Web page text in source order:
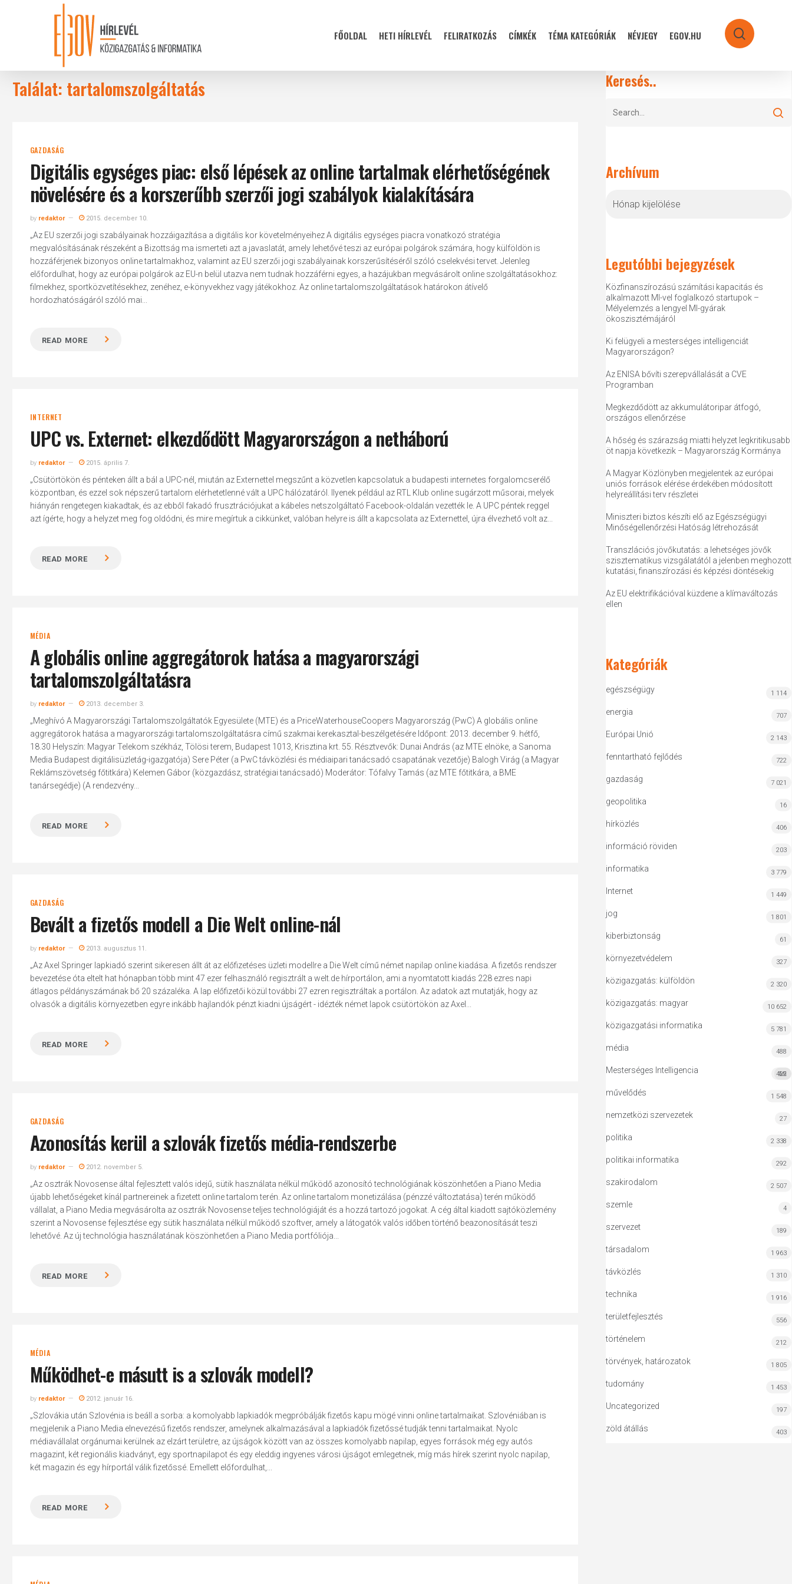
FŐOLDAL HETI HÍRLEVÉL FELIRATKOZÁS CÍMKÉK TÉMA KATEGÓRIÁK NÉVJEGY EGOV.HU search
Találat: tartalomszolgáltatás
GAZDASÁG
Digitális egységes piac: első lépések az online tartalmak elérhetőségének
növelésére és a korszerűbb szerzői jogi szabályok kialakítására
by redaktor 2015. december 10.
„Az EU szerzői jogi szabályainak hozzáigazítása a digitális kor követelményeihez A digitális egységes piacra vonatkozó stratégia
megvalósításának részeként a Bizottság ma ismerteti azt a javaslatát, amely lehetővé teszi az európai polgárok számára, hogy külföldön is
hozzáférjenek bizonyos online tartalmakhoz, valamint az EU szerzői jogi szabályainak korszerűsítéséről szóló cselekvési tervet. Jelenleg
előfordulhat, hogy az európai polgárok az EU-n belül utazva nem tudnak hozzáférni egyes, a hazájukban megvásárolt online szolgáltatásokhoz:
filmekhez, sportközvetítésekhez, zenéhez, e-könyvekhez vagy játékokhoz. Az online tartalomszolgáltatások határokon átívelő
hordozhatóságáról szóló mai...
READ MORE
INTERNET
UPC vs. Externet: elkezdődött Magyarországon a netháború
by redaktor 2015. április 7.
„Csütörtökön és pénteken állt a bál a UPC-nél, miután az Externettel megszűnt a közvetlen kapcsolatuk a budapesti internetes forgalomcserélő
központban, és ezzel sok népszerű tartalom elérhetetlenné vált a UPC hálózatáról. Ilyenek például az RTL Klub online sugárzott műsorai, melyek
hiányán rengetegen kiakadtak, és az ebből fakadó frusztrációjukat a kábeles netszolgáltató Facebook-oldalán vezették le. A UPC péntek reggel
azt ígérte, hogy a helyzet meg fog oldódni, és mire megírtuk a cikkünket, valóban helyre is állt a kapcsolata az Externettel, újra élvezhető volt az...
READ MORE
MÉDIA
A globális online aggregátorok hatása a magyarországi
tartalomszolgáltatásra
by redaktor 2013. december 3.
„Meghívó A Magyarországi Tartalomszolgáltatók Egyesülete (MTE) és a PriceWaterhouseCoopers Magyarország (PwC) A globális online
aggregátorok hatása a magyarországi tartalomszolgáltatásra című szakmai kerekasztal-beszélgetésére Időpont: 2013. december 9. hétfő,
18.30 Helyszín: Magyar Telekom székház, Tölösi terem, Budapest 1013, Krisztina krt. 55. Résztvevők: Dunai András (az MTE elnöke, a Sanoma
Media Budapest digitálisüzletág-igazgatója) Sere Péter (a PwC távközlési és médiaipari tanácsadó csapatának vezetője) Balogh Virág (a Magyar
Reklámszövetség főtitkára) Kelemen Gábor (közgazdász, stratégiai tanácsadó) Moderátor: Tófalvy Tamás (az MTE főtitkára, a BME
tanársegédje) (A rendezvény...
READ MORE
GAZDASÁG
Bevált a fizetős modell a Die Welt online-nál
by redaktor 2013. augusztus 11.
„Az Axel Springer lapkiadó szerint sikeresen állt át az előfizetéses üzleti modellre a Die Welt című német napilap online kiadása. A fizetős rendszer
bevezetése óta eltelt hat hónapban több mint 47 ezer felhasználó regisztrált a welt.de hírportálon, ami a nyomtatott kiadás 228 ezres napi
átlagos példányszámának bő 20 százaléka. A lap előfizetői közül további 27 ezren regisztráltak a portálon. Az adatok azt mutatják, hogy az
olvasók a digitális környezetben egyre inkább hajlandók pénzt kiadni újságért - idézték német lapok csütörtökön az Axel...
READ MORE
GAZDASÁG
Azonosítás kerül a szlovák fizetős média-rendszerbe
by redaktor 2012. november 5.
„Az osztrák Novosense által fejlesztett valós idejű, sütik használata nélkül működő azonosító technológiának köszönhetően a Piano Media
újabb lehetőségeket kínál partnereinek a fizetett online tartalom terén. Az online tartalom monetizálása (pénzzé változtatása) terén működő
vállalat, a Piano Media megvásárolta az osztrák Novosense teljes technológiáját és a hozzá tartozó jogokat. A cég által kiadott sajtóközlemény
szerint a Novosense fejlesztése egy sütik használata nélkül működő szoftver, amely a látogatók valós időben történő beazonosítását teszi
lehetővé. Az új technológia használatának köszönhetően a Piano Media portfóliója...
READ MORE
MÉDIA
Működhet-e másutt is a szlovák modell?
by redaktor 2012. január 16.
„Szlovákia után Szlovénia is beáll a sorba: a komolyabb lapkiadók megpróbálják fizetős kapu mögé vinni online tartalmaikat. Szlovéniában is
megjelenik a Piano Media elnevezésű fizetős rendszer, amelynek alkalmazásával a lapkiadók fizetőssé tudják tenni tartalmaikat. Nyolc
médiavállalat orgánumai kerülnek az elzárt területre, az újságok között van az összes komolyabb napilap, egyes források még egy autós
magazint, két regionális kiadványt, egy sportnapilapot és egy eleddig ingyenes városi újságot emlegetnek, míg más hírek szerint nyolc napilap,
két magazin és egy hírportál válik fizetőssé. Emellett előfordulhat,...
READ MORE
Keresés..
Archívum
Legutóbbi bejegyzések
Közfinanszírozású számítási kapacitás és
alkalmazott MI-vel foglalkozó startupok –
Mélyelemzés a lengyel MI-gyárak
ökoszisztémájáról
Ki felügyeli a mesterséges intelligenciát
Magyarországon?
Az ENISA bővíti szerepvállalását a CVE
Programban
Megkezdődött az akkumulátoripar átfogó,
országos ellenőrzése
A hőség és szárazság miatti helyzet legkritikusabb
öt napja következik – Magyarország Kormánya
A Magyar Közlönyben megjelentek az európai
uniós források elérése érdekében módosított
helyreállítási terv részletei
Miniszteri biztos készíti elő az Egészségügyi
Minőségellenőrzési Hatóság létrehozását
Transzlációs jövőkutatás: a lehetséges jövők
szisztematikus vizsgálatától a jelenben meghozott
kutatási, finanszírozási és képzési döntésekig
Az EU elektrifikációval küzdene a klímaváltozás
ellen
Kategóriák
egészségügy 1 114
energia 707
Európai Unió 2 143
fenntartható fejlődés 722
gazdaság 7 021
geopolitika 16
hírközlés 406
információ röviden 203
informatika 3 779
Internet 1 449
jog 1 801
kiberbiztonság 61
környezetvédelem 327
közigazgatás: külföldön 2 320
közigazgatás: magyar 10 652
közigazgatási informatika 5 781
média 488
Mesterséges Intelligencia MI
422
művelődés 1 548
nemzetközi szervezetek 27
politika 2 338
politikai informatika 292
szakirodalom 2 507
szemle 4
szervezet 189
társadalom 1 963
távközlés 1 310
technika 1 916
területfejlesztés 556
történelem 212
törvények, határozatok 1 805
tudomány 1 453
Uncategorized 197
zöld átállás 403